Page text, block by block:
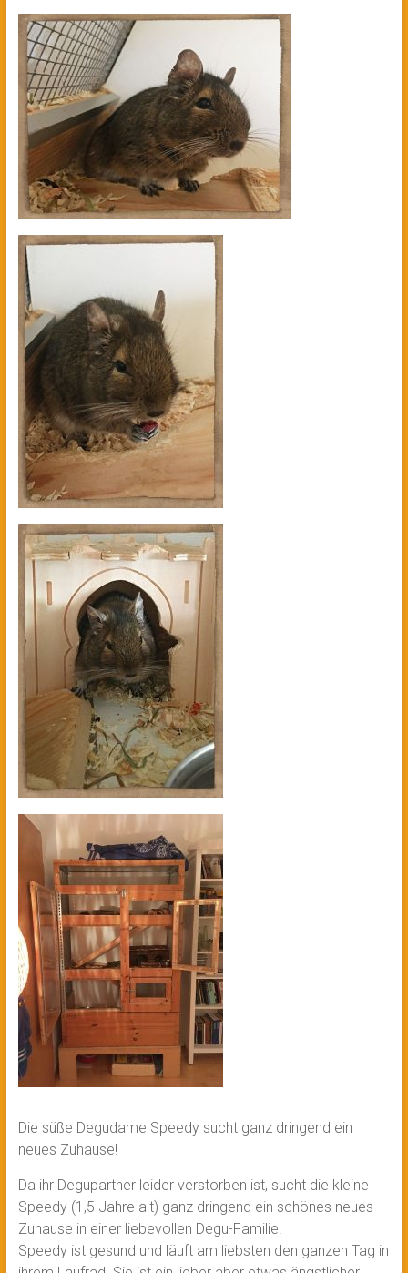
Die süße Degudame Speedy sucht ganz dringend ein
neues Zuhause!
Da ihr Degupartner leider verstorben ist, sucht die kleine
Speedy (1,5 Jahre alt) ganz dringend ein schönes neues
Zuhause in einer liebevollen Degu-Familie.
Speedy ist gesund und läuft am liebsten den ganzen Tag in